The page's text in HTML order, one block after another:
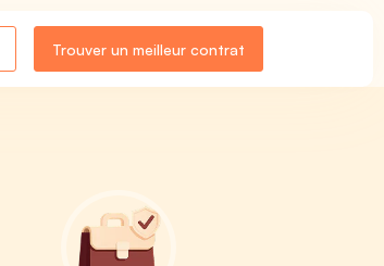
Trouver un meilleur contrat